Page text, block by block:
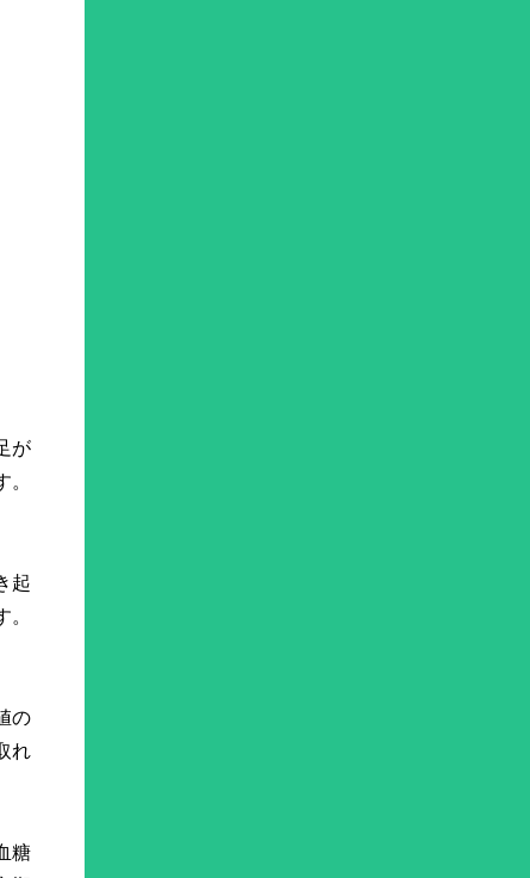
が
起
の
れ
糖